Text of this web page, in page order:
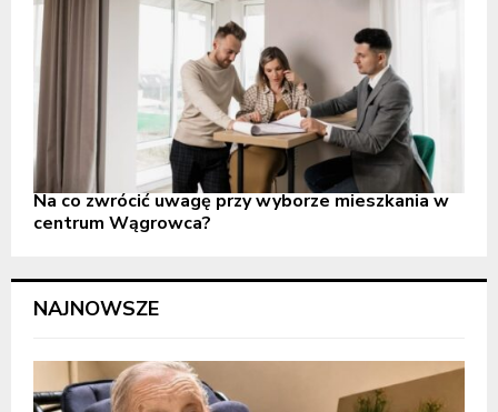
Na co zwrócić uwagę przy wyborze mieszkania w
centrum Wągrowca?
NAJNOWSZE